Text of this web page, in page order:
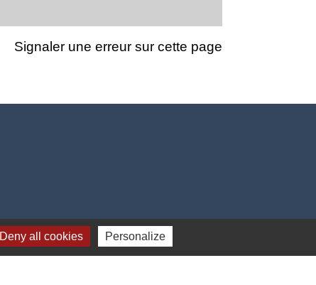
Signaler une erreur sur cette page
Deny all cookies Personalize